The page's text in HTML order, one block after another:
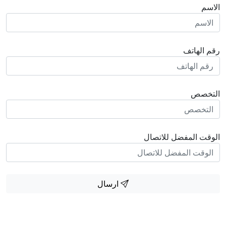
المفضل للاتصال
ارسال